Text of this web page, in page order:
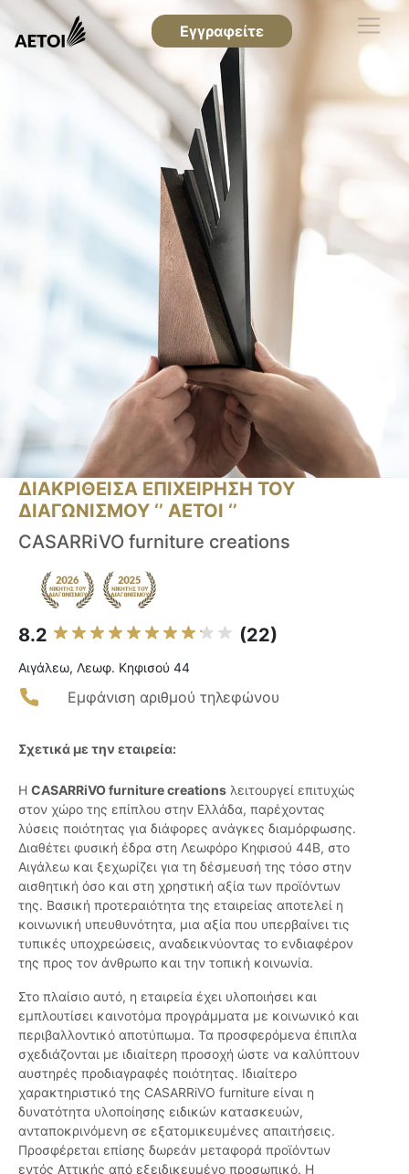
Εγγραφείτε
ΔΙΑΚΡΙΘΕΙΣΑ ΕΠΙΧΕΙΡΗΣΗ ΤΟΥ
ΔΙΑΓΩΝΙΣΜΟΥ ‘’ ΑΕΤΟΙ ‘’
CASARRiVO furniture creations
8.2 (22)
Αιγάλεω, Λεωφ. Κηφισού 44
Εμφάνιση αριθμού τηλεφώνου
Σχετικά με την εταιρεία:
Η CASARRiVO furniture creations λειτουργεί επιτυχώς
στον χώρο της επίπλου στην Ελλάδα, παρέχοντας
λύσεις ποιότητας για διάφορες ανάγκες διαμόρφωσης.
Διαθέτει φυσική έδρα στη Λεωφόρο Κηφισού 44B, στο
Αιγάλεω και ξεχωρίζει για τη δέσμευσή της τόσο στην
αισθητική όσο και στη χρηστική αξία των προϊόντων
της. Βασική προτεραιότητα της εταιρείας αποτελεί η
κοινωνική υπευθυνότητα, μια αξία που υπερβαίνει τις
τυπικές υποχρεώσεις, αναδεικνύοντας το ενδιαφέρον
της προς τον άνθρωπο και την τοπική κοινωνία.
Στο πλαίσιο αυτό, η εταιρεία έχει υλοποιήσει και
εμπλουτίσει καινοτόμα προγράμματα με κοινωνικό και
περιβαλλοντικό αποτύπωμα. Τα προσφερόμενα έπιπλα
σχεδιάζονται με ιδιαίτερη προσοχή ώστε να καλύπτουν
αυστηρές προδιαγραφές ποιότητας. Ιδιαίτερο
χαρακτηριστικό της CASARRiVO furniture είναι η
δυνατότητα υλοποίησης ειδικών κατασκευών,
ανταποκρινόμενη σε εξατομικευμένες απαιτήσεις.
Προσφέρεται επίσης δωρεάν μεταφορά προϊόντων
εντός Αττικής από εξειδικευμένο προσωπικό. Η